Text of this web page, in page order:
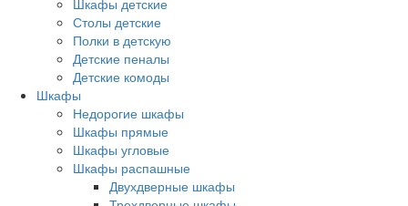
Шкафы детские
Столы детские
Полки в детскую
Детские пеналы
Детские комоды
Шкафы
Недорогие шкафы
Шкафы прямые
Шкафы угловые
Шкафы распашные
Двухдверные шкафы